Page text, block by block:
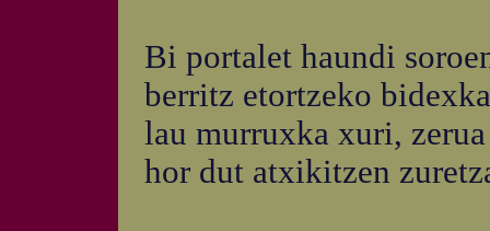
Bi portalet haundi
berritz etortzeko
lau murruxka xuri,
hor dut atxikitzen